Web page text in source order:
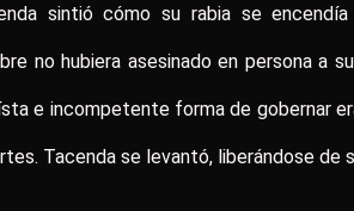
sintió cómo su rabia se
no hubiera asesinado en persona a
e incompetente forma de gobernar
Tacenda se levantó, liberándose de